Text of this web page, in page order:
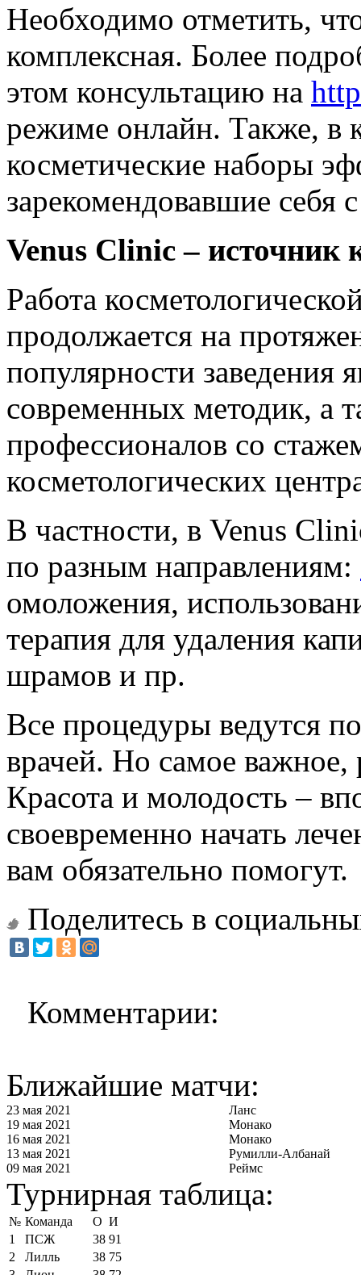
Необходимо отметить,
комплексная. Более
этом консультацию на
режиме онлайн. Также, в
косметические наборы
зарекомендовавшие себя
Venus Clinic – источник
Работа
продолжается на
популярности заведения
современных методик, а
профессионалов со
косметологических
В частности, в Venus
по разным направлениям:
омоложения,
терапия для удаления
шрамов и пр.
Все процедуры ведутся
врачей. Но самое важное,
Красота и молодость –
своевременно начать
вам обязательно помогут.
Поделитесь в
Комментарии:
Ближайшие матчи:
23 мая 2021
Ланс
19 мая 2021
Монако
16 мая 2021
Монако
13 мая 2021
Румилли-Албанай
09 мая 2021
Реймс
Турнирная таблица:
№ Команда О И
1
ПСЖ 38 91
2
Лилль 38 75